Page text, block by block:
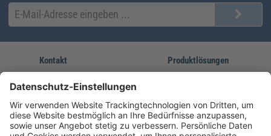
Kontakt
service@forum-verlag.com
Produktlösungen
Unsere Marken